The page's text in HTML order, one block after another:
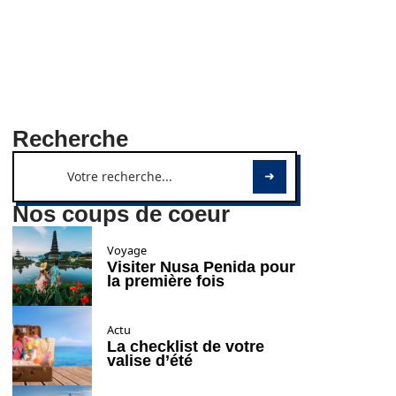
Recherche
Nos coups de coeur
Voyage
Visiter Nusa Penida pour
la première fois
Actu
La checklist de votre
valise d’été